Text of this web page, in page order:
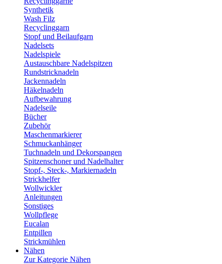
Synthetik
Wash Filz
Recyclinggarn
Stopf und Beilaufgarn
Nadelsets
Nadelspiele
Austauschbare Nadelspitzen
Rundstricknadeln
Jackennadeln
Häkelnadeln
Aufbewahrung
Nadelseile
Bücher
Zubehör
Maschenmarkierer
Schmuckanhänger
Tuchnadeln und Dekorspangen
Spitzenschoner und Nadelhalter
Stopf-, Steck-, Markiernadeln
Strickhelfer
Wollwickler
Anleitungen
Sonstiges
Wollpflege
Eucalan
Entpillen
Strickmühlen
Nähen
Zur Kategorie Nähen